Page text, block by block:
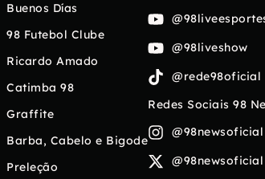
Buenos Días
98 Futebol Clube
Ricardo Amado
Catimba 98
Graffite
Barba, Cabelo e Bigode
Preleção
@98liveshow
@rede98oficial
Redes Sociais 98
@98newsoficial
@98newsoficial